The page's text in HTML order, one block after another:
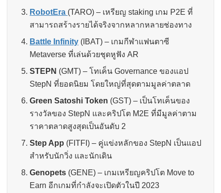
RobotEra (TARO) – เหรียญ staking เกม P2E ที่
สามารถสร้างรายได้จริงจากหลากหลายช่องทาง
Battle Infinity (IBAT) – เกมกีฬาแฟนตาซี
Metaverse ที่เล่นด้วยชุดหูฟัง AR
STEPN (GMT) – โทเค็น Governance ของแอป
StepN ที่ยอดนิยม โดยใหญ่ที่สุดตามมูลค่าตลาด
Green Satoshi Token (GST) – เป็นโทเค็นของ
รางวัลของ StepN และคริปโต M2E ที่มีมูลค่าตาม
ราคาตลาดสูงสุดเป็นอันดับ 2
Step App (FITFI) – คู่แข่งหลักของ StepN เป็นแอป
สำหรับนักวิ่ง และนักเดิน
Genopets (GENE) – เกมเหรียญคริปโต Move to
Earn อีกเกมที่กำลังจะเปิดตัวในปี 2023